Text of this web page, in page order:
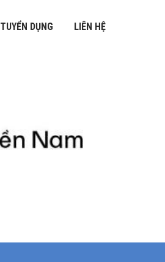
TUYỂN DỤNG LIÊN HỆ